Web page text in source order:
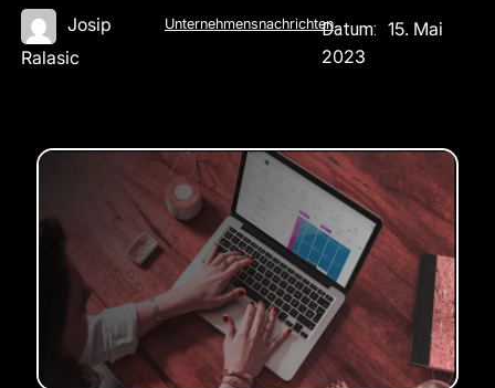
Josip
Ralasic
UnternehmensnachrichtenDatum: 15. Mai
2023